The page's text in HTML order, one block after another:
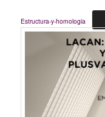
Estructura-y-homologia